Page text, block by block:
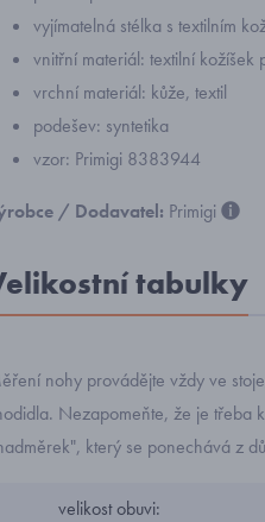
vyjímatelná stélka s textilním
vnitřní materiál: textilní kožíšek
vrchní materiál: kůže, textil
podešev: syntetika
vzor: Primigi 8383944
/ Dodavatel: Primigi
tabulky
nohy provádějte vždy ve
Nezapomeňte, že je třeba
který se ponechává z
velikost obuvi: